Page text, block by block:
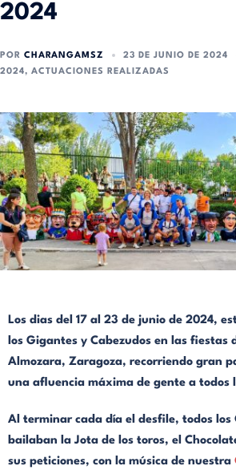
2024
POR CHARANGAMSZ
23 DE JUNIO DE 2024
2024, ACTUACIONES REALIZADAS
Los dias del 17 al 23 de junio de 2024,
los Gigantes y Cabezudos en las fiestas
Almozara, Zaragoza, recorriendo gran
una afluencia máxima de gente a todos
Al terminar cada día el desfile, todos los
bailaban la Jota de los toros, el
sus peticiones, con la música de nuestra